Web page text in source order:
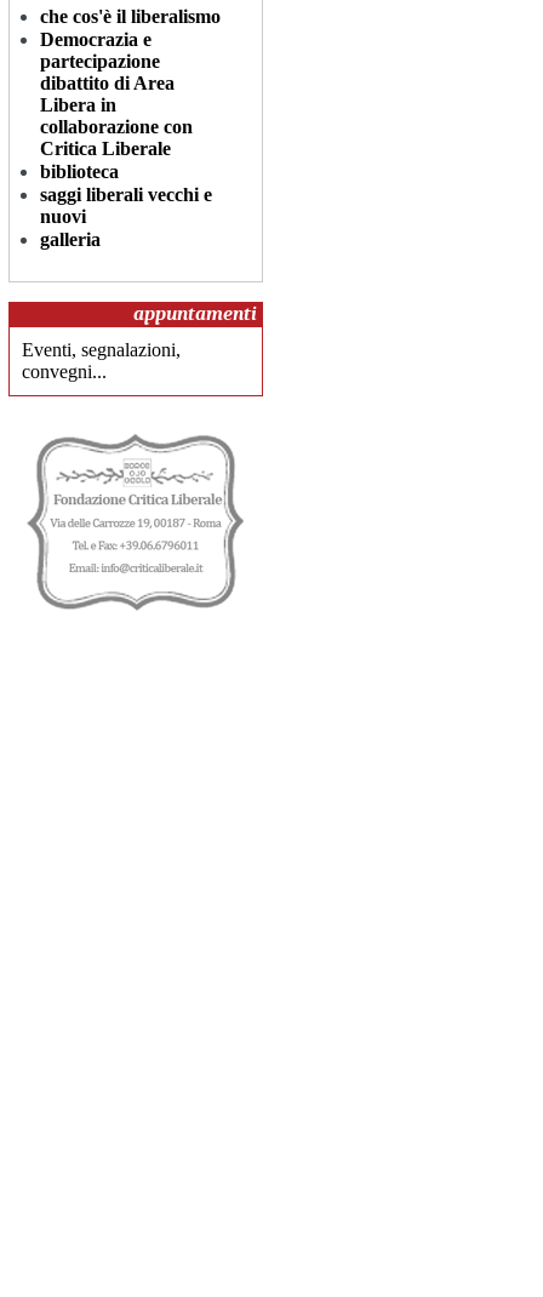
che cos'è il liberalismo
Democrazia e
partecipazione
dibattito di Area
Libera in
collaborazione con
Critica Liberale
biblioteca
saggi liberali vecchi e
nuovi
galleria
appuntamenti
Eventi, segnalazioni,
convegni...